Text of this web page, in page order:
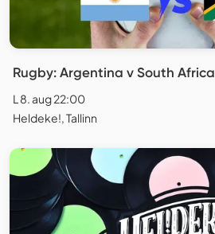
Rugby: Argentina v South Africa
L 8. aug 22:00
Heldeke!, Tallinn